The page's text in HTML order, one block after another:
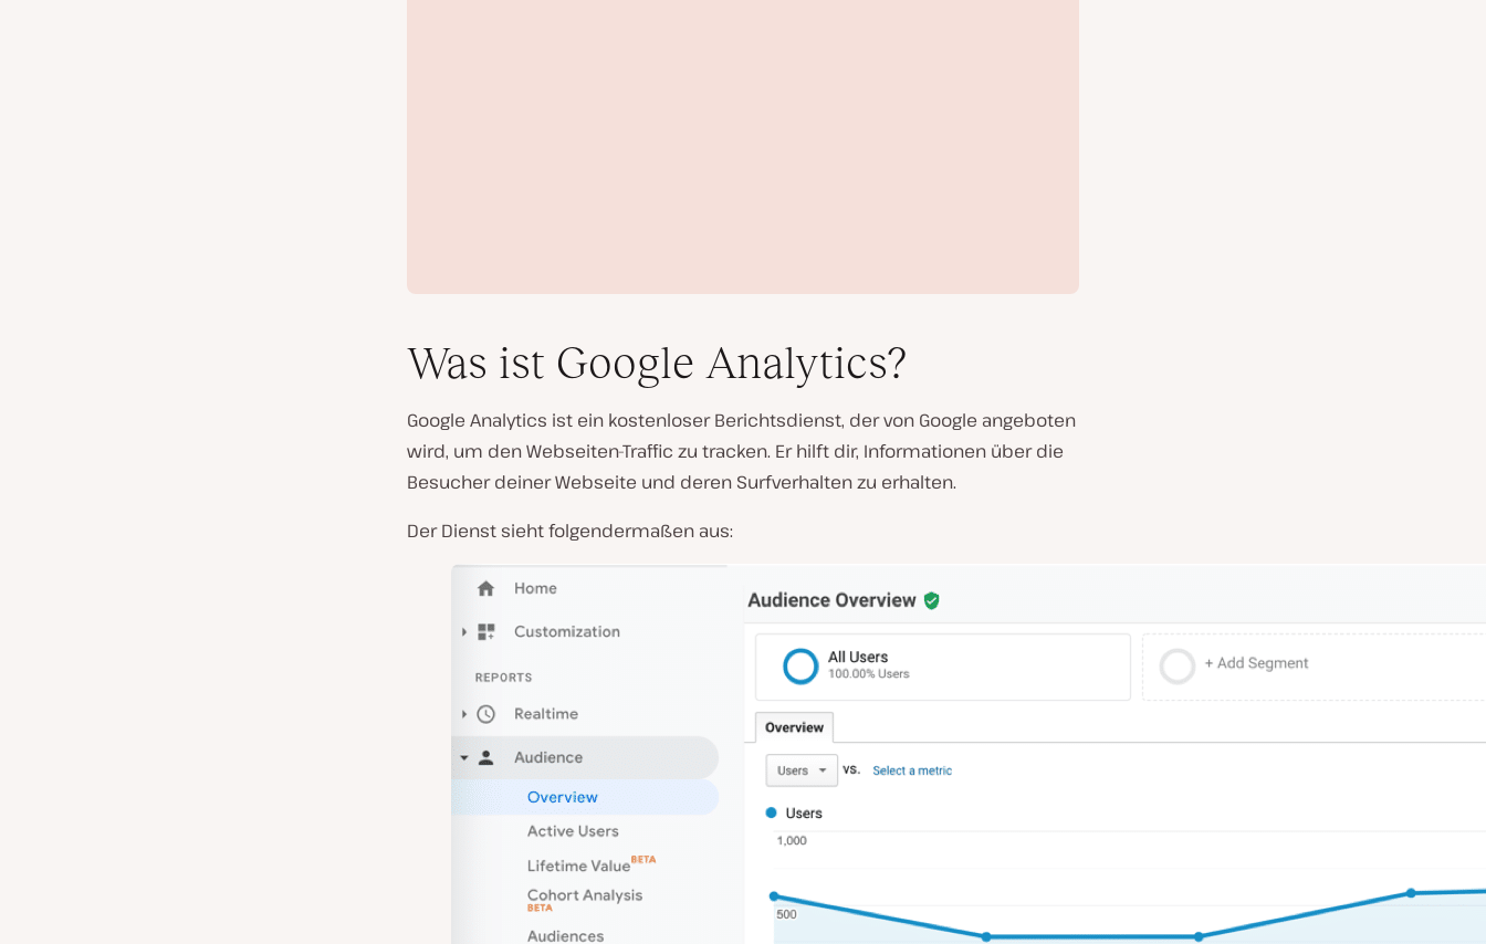
V
d
Was ist Google Analytics?
Google Analytics ist ein kostenloser Berichtsdienst, der von Google angeboten
wird, um den Webseiten-Traffic zu tracken. Er hilft dir, Informationen über die
Besucher deiner Webseite und deren Surfverhalten zu erhalten.
Der Dienst sieht folgendermaßen aus: